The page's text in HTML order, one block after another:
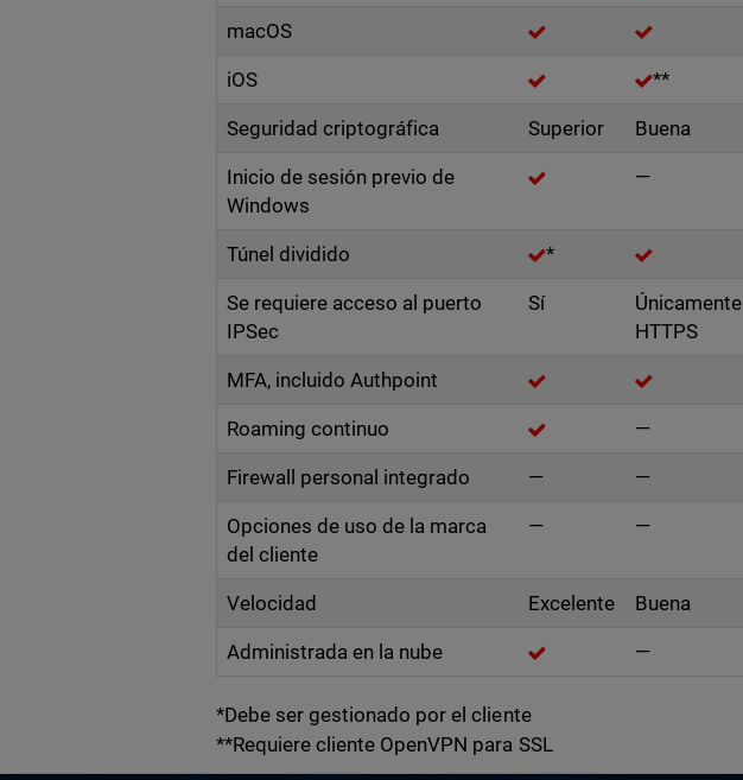
macOS
iOS **
Seguridad criptográfica Superior Buena
Inicio de sesión previo de
Windows
—
Túnel dividido *
Se requiere acceso al puerto
IPSec
Sí
Únicamente
HTTPS
MFA, incluido Authpoint
Roaming continuo —
Firewall personal integrado — —
Opciones de uso de la marca
del cliente
— —
Velocidad Excelente Buena
Administrada en la nube —
*Debe ser gestionado por el cliente
**Requiere cliente OpenVPN para SSL